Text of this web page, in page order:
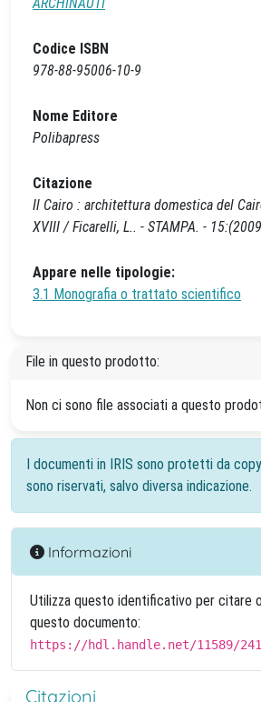
Codice ISBN
978-88-95006-10-9
Nome Editore
Polibapress
Citazione
Il Cairo : architettura domestica del
XVIII / Ficarelli, L.. - STAMPA. -
Appare nelle tipologie:
3.1 Monografia o trattato scientifico
File in questo prodotto:
Non ci sono file associati a questo
I documenti in IRIS sono protetti da
sono riservati, salvo diversa indicazione.
Informazioni
Utilizza questo identificativo per citare
questo documento:
https://hdl.handle.net/11589/
Citazioni